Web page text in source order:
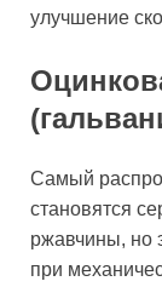
улучшение
Самый
становятся
ржавчины, но
при